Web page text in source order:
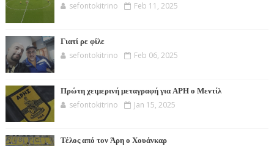
sefontokitrino Feb 11, 2025
Γιατί ρε φίλε
sefontokitrino Feb 06, 2025
Πρώτη χειμερινή μεταγραφή για ΑΡΗ ο Μεντίλ
sefontokitrino Jan 15, 2025
Τέλος από τον Άρη ο Χουάνκαρ